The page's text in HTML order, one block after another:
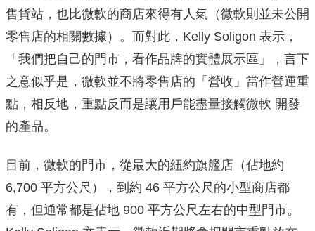
售貨站，也比微軟的商店來得有人氣（微軟則並未公開
零售店的相關數據）。而對此，Kelly Soligon 表示，
「我們把自己的門市，看作品牌的實體展示區」，言下
之意似乎是，微軟並不將零售店的「營收」當作營運重
點，相反地，重點反而是讓用戶能盡量接觸微軟 開發
的產品。
目前，微軟的門市，從最大的紐約旗艦店（佔地約
6,700 平方公尺），到約 46 平方公尺的小型商店都
有，但通常都是佔地 900 平方公尺左右的中型門市。